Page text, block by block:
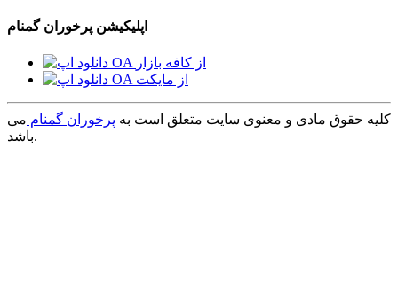
اپلیکیشن پرخوران گمنام
کلیه حقوق مادی و معنوی سایت متعلق است به پرخوران گمنام می
باشد.